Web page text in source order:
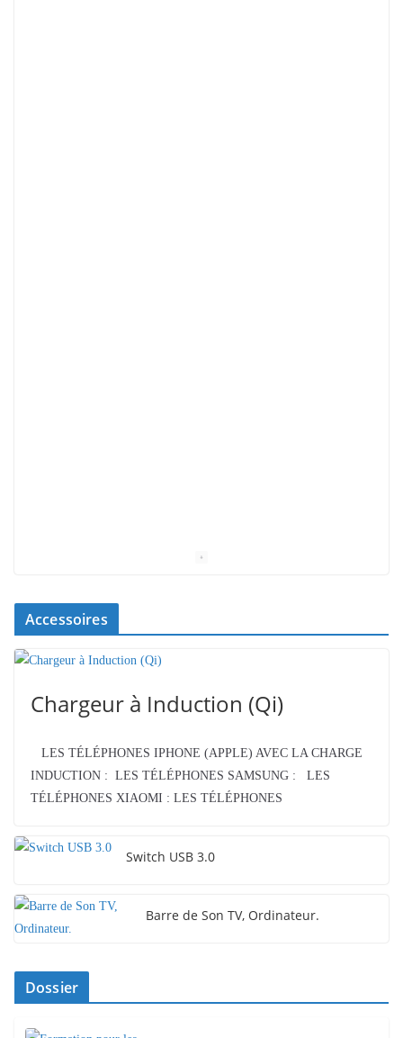
Accessoires
Chargeur à Induction (Qi)
LES TÉLÉPHONES IPHONE (APPLE) AVEC LA CHARGE
INDUCTION : LES TÉLÉPHONES SAMSUNG : LES
TÉLÉPHONES XIAOMI : LES TÉLÉPHONES
Switch USB 3.0
Barre de Son TV, Ordinateur.
Dossier